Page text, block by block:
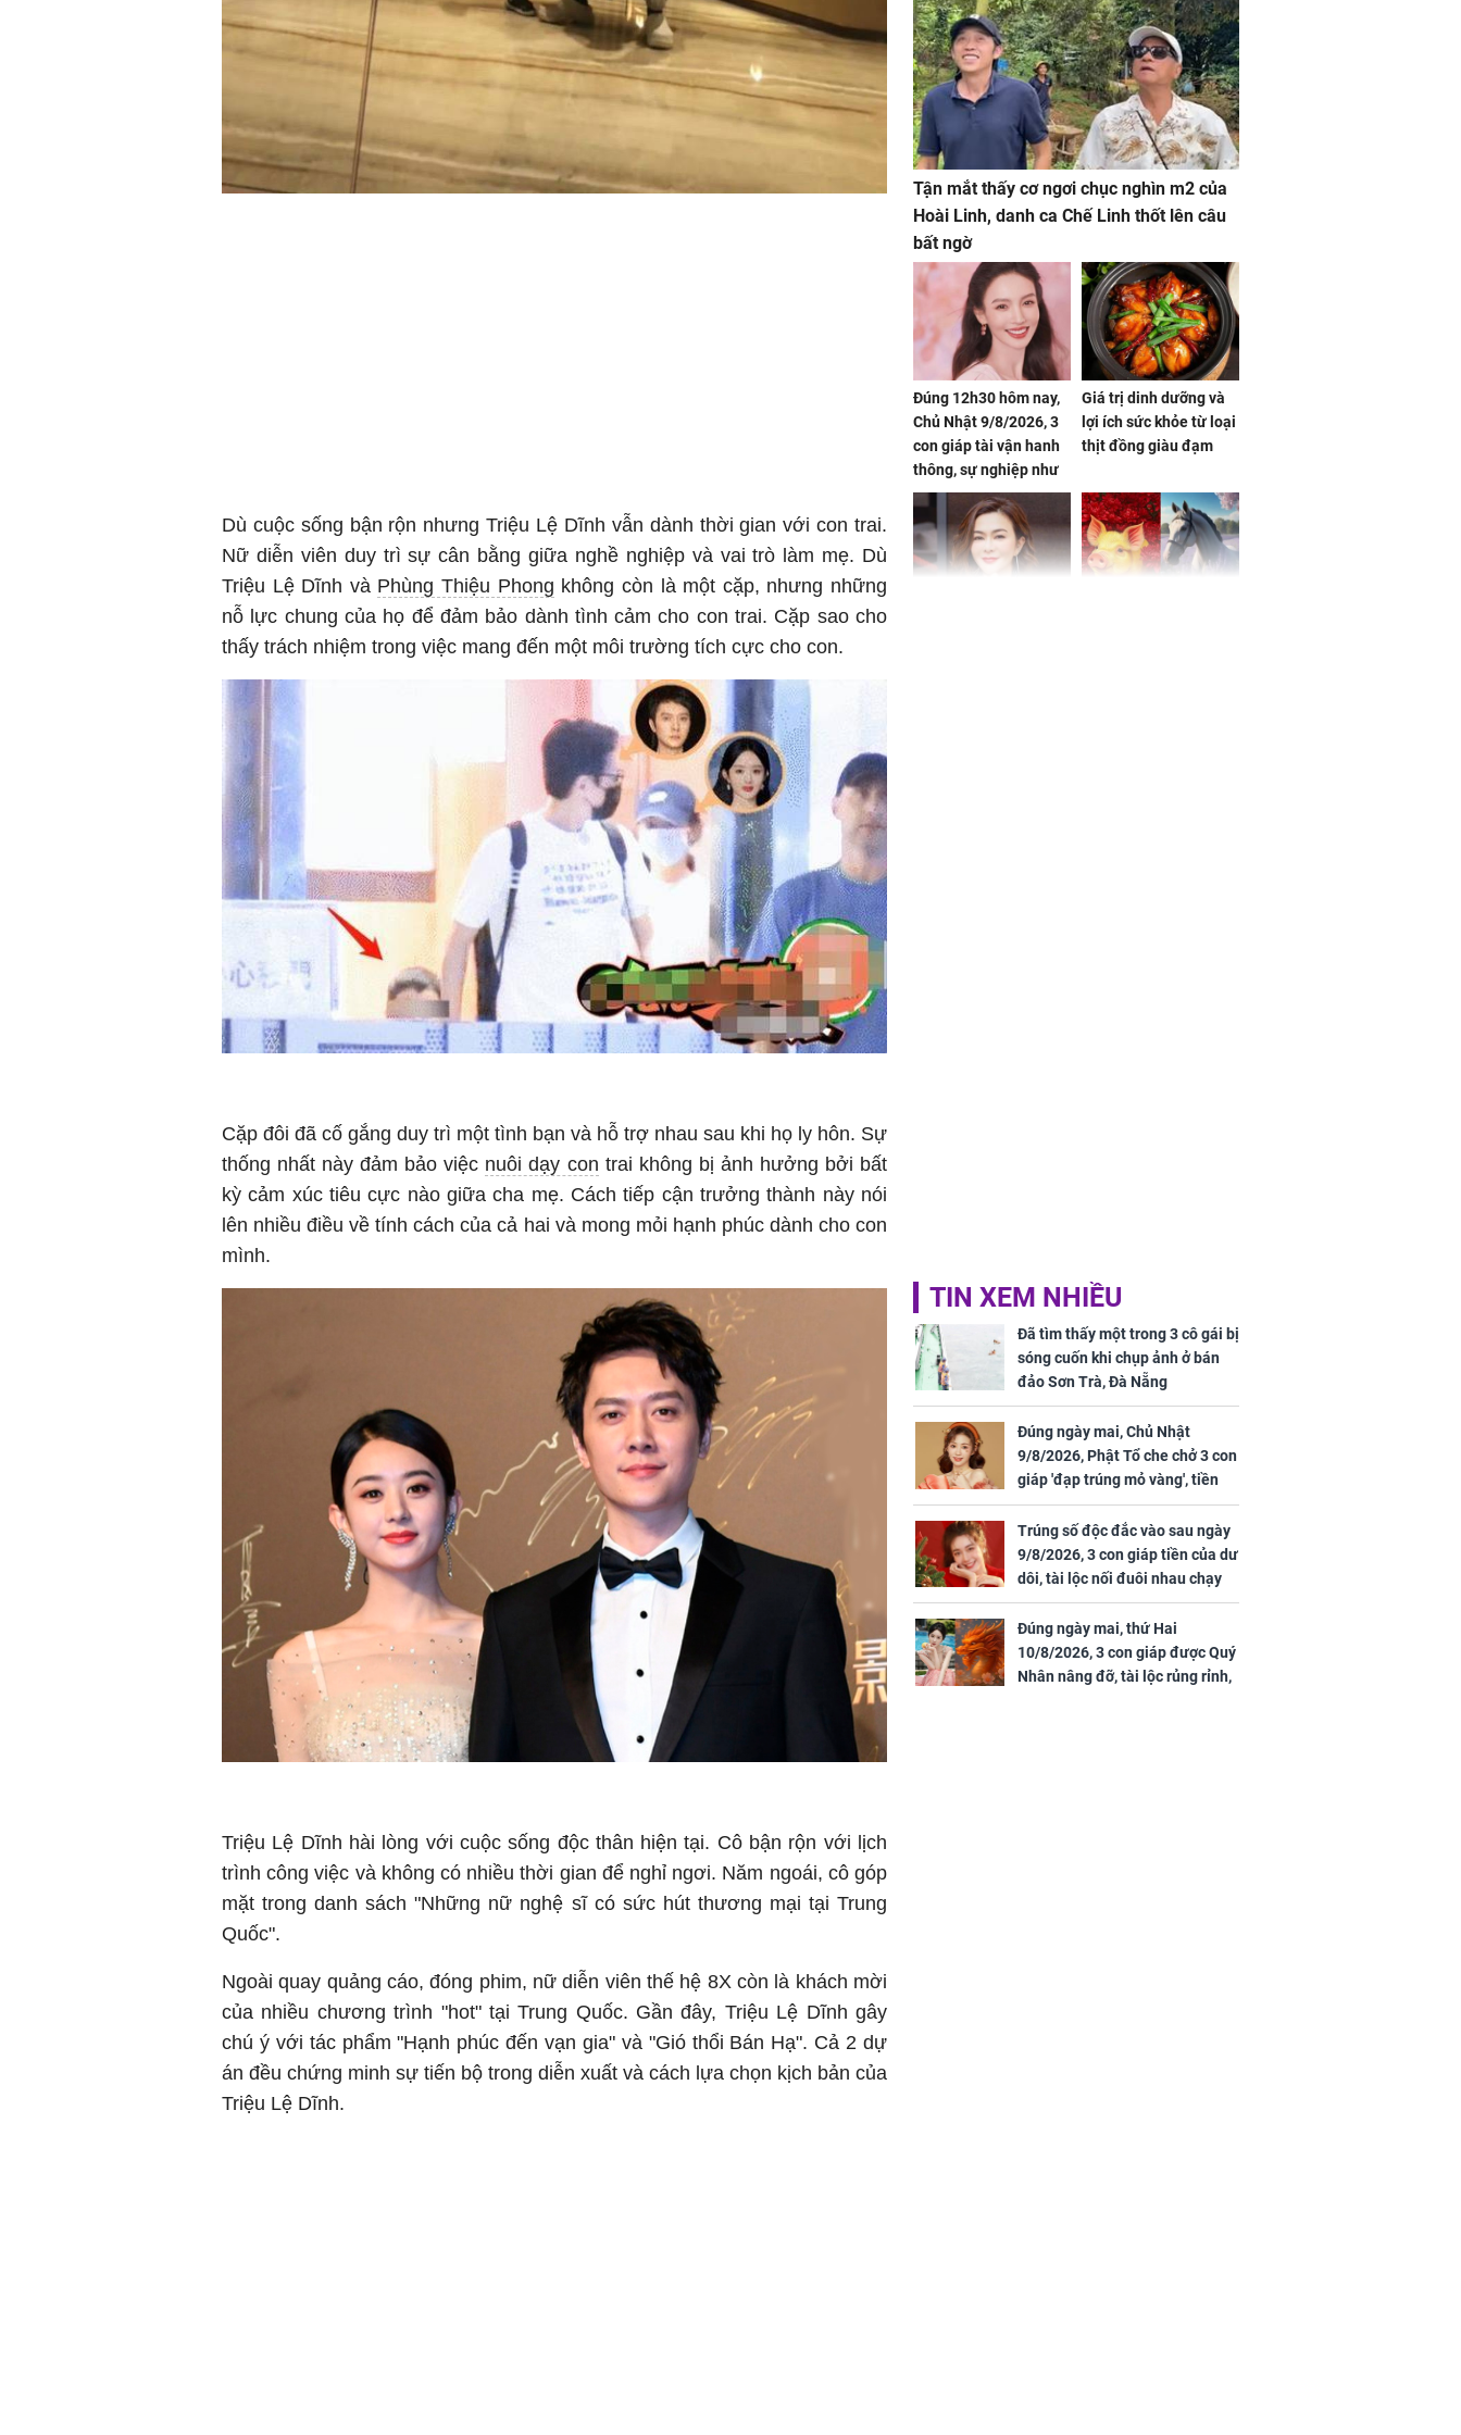
Dù cuộc sống bận rộn nhưng Triệu Lệ Dĩnh vẫn dành thời gian với con trai.
Nữ diễn viên duy trì sự cân bằng giữa nghề nghiệp và vai trò làm mẹ. Dù
Triệu Lệ Dĩnh và Phùng Thiệu Phong không còn là một cặp, nhưng những
nỗ lực chung của họ để đảm bảo dành tình cảm cho con trai. Cặp sao cho
thấy trách nhiệm trong việc mang đến một môi trường tích cực cho con.
Cặp đôi đã cố gắng duy trì một tình bạn và hỗ trợ nhau sau khi họ ly hôn. Sự
thống nhất này đảm bảo việc nuôi dạy con trai không bị ảnh hưởng bởi bất
kỳ cảm xúc tiêu cực nào giữa cha mẹ. Cách tiếp cận trưởng thành này nói
lên nhiều điều về tính cách của cả hai và mong mỏi hạnh phúc dành cho con
mình.
Triệu Lệ Dĩnh hài lòng với cuộc sống độc thân hiện tại. Cô bận rộn với lịch
trình công việc và không có nhiều thời gian để nghỉ ngơi. Năm ngoái, cô góp
mặt trong danh sách "Những nữ nghệ sĩ có sức hút thương mại tại Trung
Quốc".
Ngoài quay quảng cáo, đóng phim, nữ diễn viên thế hệ 8X còn là khách mời
của nhiều chương trình "hot" tại Trung Quốc. Gần đây, Triệu Lệ Dĩnh gây
chú ý với tác phẩm "Hạnh phúc đến vạn gia" và "Gió thổi Bán Hạ". Cả 2 dự
án đều chứng minh sự tiến bộ trong diễn xuất và cách lựa chọn kịch bản của
Triệu Lệ Dĩnh.
Tận mắt thấy cơ ngơi chục nghìn m2 của
Hoài Linh, danh ca Chế Linh thốt lên câu
bất ngờ
Đúng 12h30 hôm nay,
Chủ Nhật 9/8/2026, 3
con giáp tài vận hanh
thông, sự nghiệp như
'cá chép hóa Rồng', vét
cạn lộc lá trong thiên
hạ
Giá trị dinh dưỡng và
lợi ích sức khỏe từ loại
thịt đồng giàu đạm
TIN XEM NHIỀU
Đã tìm thấy một trong 3 cô gái bị
sóng cuốn khi chụp ảnh ở bán
đảo Sơn Trà, Đà Nẵng
Đúng ngày mai, Chủ Nhật
9/8/2026, Phật Tổ che chở 3 con
giáp 'đạp trúng mỏ vàng', tiền
bạc nhiều như lá sung, sự
nghiệp vượng phát
Trúng số độc đắc vào sau ngày
9/8/2026, 3 con giáp tiền của dư
dôi, tài lộc nối đuôi nhau chạy
vào nhà, sự nghiệp phất lên
trông thấy
Đúng ngày mai, thứ Hai
10/8/2026, 3 con giáp được Quý
Nhân nâng đỡ, tài lộc rủng rỉnh,